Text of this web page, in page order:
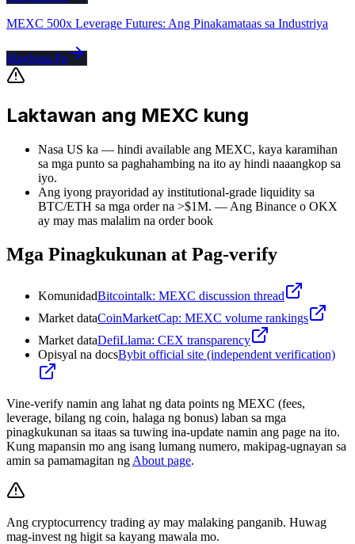
MEXC 500x Leverage Futures: Ang Pinakamataas sa Industriya
Magbasa Pa
Laktawan ang MEXC kung
Nasa US ka — hindi available ang MEXC, kaya karamihan
sa mga punto sa paghahambing na ito ay hindi naaangkop sa
iyo.
Ang iyong prayoridad ay institutional-grade liquidity sa
BTC/ETH sa mga order na >$1M. — Ang Binance o OKX
ay may mas malalim na order book
Mga Pinagkukunan at Pag-verify
KomunidadBitcointalk: MEXC discussion thread
Market dataCoinMarketCap: MEXC volume rankings
Market dataDefiLlama: CEX transparency
Opisyal na docsBybit official site (independent verification)
Vine-verify namin ang lahat ng data points ng MEXC (fees,
leverage, bilang ng coin, halaga ng bonus) laban sa mga
pinagkukunan sa itaas sa tuwing ina-update namin ang page na ito.
Kung mapansin mo ang isang lumang numero, makipag-ugnayan sa
amin sa pamamagitan ng About page.
Ang cryptocurrency trading ay may malaking panganib. Huwag
mag-invest ng higit sa kayang mawala mo.